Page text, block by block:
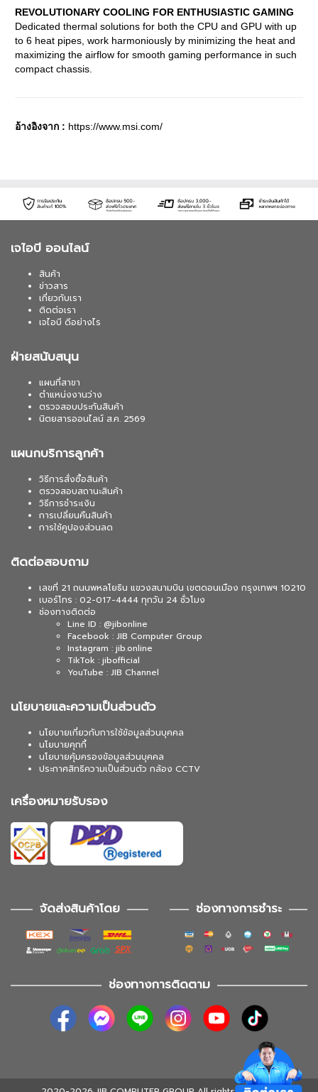
REVOLUTIONARY COOLING FOR ENTHUSIASTIC GAMING
Dedicated thermal solutions for both the CPU and GPU with up
to 6 heat pipes, work harmoniously by minimizing the heat and
maximizing the airflow for smooth gaming performance in such
compact chassis.
อ้างอิงจาก : https://www.msi.com/
เจไอบี ออนไลน์
สินค้า
ข่าวสาร
เกี่ยวกับเรา
ติดต่อเรา
เจไอบี ดีอย่างไร
ฝ่ายสนับสนุน
แผนที่สาขา
ตำแหน่งงานว่าง
ตรวจสอบประกันสินค้า
นิตยสารออนไลน์ ส.ค. 2569
แผนกบริการลูกค้า
วิธีการสั่งซื้อสินค้า
ตรวจสอบสถานะสินค้า
วิธีการชำระเงิน
การเปลี่ยนคืนสินค้า
การใช้คูปองส่วนลด
ติดต่อสอบถาม
เลขที่ 21 ถนนพหลโยธิน แขวงสนามบิน เขตดอนเมือง กรุงเทพฯ 10210
เบอร์โทร : 02-017-4444 ทุกวัน 24 ชั่วโมง
ช่องทางติดต่อ
Line ID : @jibonline
Facebook : JIB Computer Group
Instagram : jib.online
TikTok : jibofficial
YouTube : JIB Channel
นโยบายและความเป็นส่วนตัว
นโยบายเกี่ยวกับการใช้ข้อมูลส่วนบุคคล
นโยบายคุกกี้
นโยบายคุ้มครองข้อมูลส่วนบุคคล
ประกาศสิทธิความเป็นส่วนตัว กล้อง CCTV
เครื่องหมายรับรอง
จัดส่งสินค้าโดย ช่องทางการชำระ
ช่องทางการติดตาม